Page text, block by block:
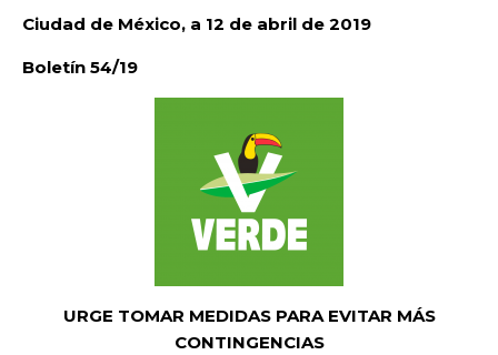
Ciudad de México, a 12 de abril de 2019
Boletín 54/19
URGE TOMAR MEDIDAS PARA EVITAR MÁS
CONTINGENCIAS